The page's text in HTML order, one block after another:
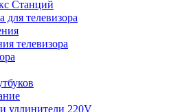
Станций
для телевизора
телевизора
удлинители 220V